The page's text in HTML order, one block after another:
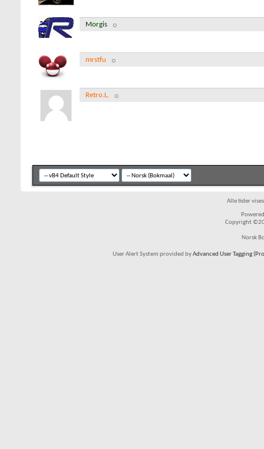
Morgis
mrstfu
Retro.L.
Alle tider
Copyright
Norsk
User Alert System provided byAdvanced User Tagging